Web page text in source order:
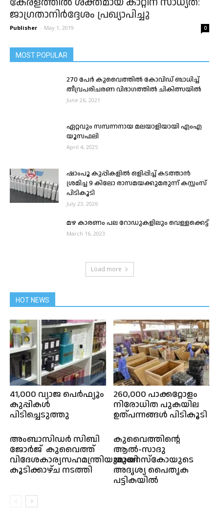
ജാഗ്രതാനിർദ്ദേശം പ്രഖ്യാപിച്ചു
Publisher - May 1, 2019 0
MOST POPULAR
270 പേർ കുവൈത്തിൽ കോവിഡ് ബാധിച്ച്
തീവ്രപരിചരണ വിഭാഗത്തിൽ ചികിത്സയിൽ
June 26, 2021
ഏറ്റവും സമ്പന്നനായ മലയാളിയായി എംഎ
യൂസഫലി
April 4, 2025
ഷാംപൂ കുപ്പികളിൽ ഒളിപ്പിച്ച് കടത്താൻ
ശ്രമിച്ച 9 കിലോ രാസമയക്കുമരുന്ന് കസ്റ്റംസ്
പിടികൂടി
July 23, 2026
മഴ കാരണം പല റോഡുകളിലും വെള്ളക്കെട്ട്
March 16, 2023
Load more
HOT NEWS
41,000 വ്യാജ പെർഫ്യൂം
കുപ്പികൾ
പിടിച്ചെടുത്തു
260,000 പാക്കറ്റോളം
നിരോധിത പുകയില
ഉത്പന്നങ്ങൾ പിടികൂടി
അംബാസിഡർ സിബി
ജോർജ് കുവൈത്ത്
വിദേശകാര്യസഹമന്ത്രിയുമായി
കൂടിക്കാഴ്ച നടത്തി
കുവൈത്തിൻ്റെ
ആൽ-സാദു
യുനെസ്കോയുടെ
അദൃശ്യ പൈതൃക
പട്ടികയിൽ